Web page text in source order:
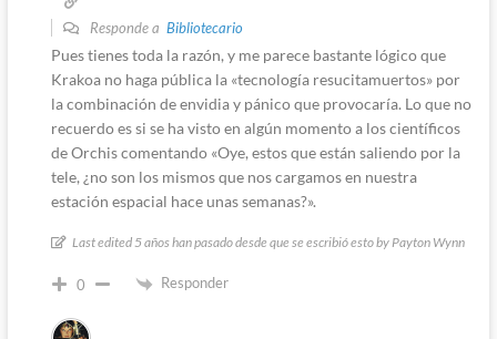
Responde a Bibliotecario
Pues tienes toda la razón, y me parece bastante lógico que
Krakoa no haga pública la «tecnología resucitamuertos» por
la combinación de envidia y pánico que provocaría. Lo que no
recuerdo es si se ha visto en algún momento a los científicos
de Orchis comentando «Oye, estos que están saliendo por la
tele, ¿no son los mismos que nos cargamos en nuestra
estación espacial hace unas semanas?».
Last edited 5 años han pasado desde que se escribió esto by Payton Wynn
0 Responder